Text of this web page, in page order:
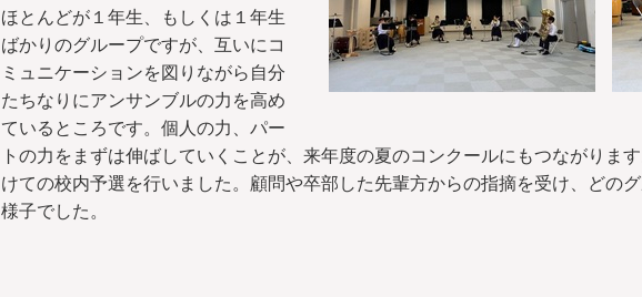
ほとんどが１年生、もしくは１年生
ばかりのグループですが、互いにコ
ミュニケーションを図りながら自分
たちなりにアンサンブルの力を高め
ているところです。個人の力、パー
トの力をまずは伸ばしていくことが、来年度の夏のコンクールにもつながりま
けての校内予選を行いました。顧問や卒部した先輩方からの指摘を受け、どの
様子でした。